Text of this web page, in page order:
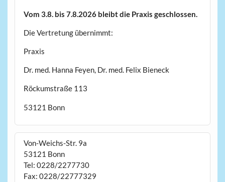
Vom 3.8. bis 7.8.2026 bleibt die Praxis geschlossen.
Die Vertretung übernimmt:
Praxis
Dr. med. Hanna Feyen, Dr. med. Felix Bieneck
Röckumstraße 113
53121 Bonn
Von-Weichs-Str. 9a
53121 Bonn
Tel: 0228/2277730
Fax: 0228/22777329